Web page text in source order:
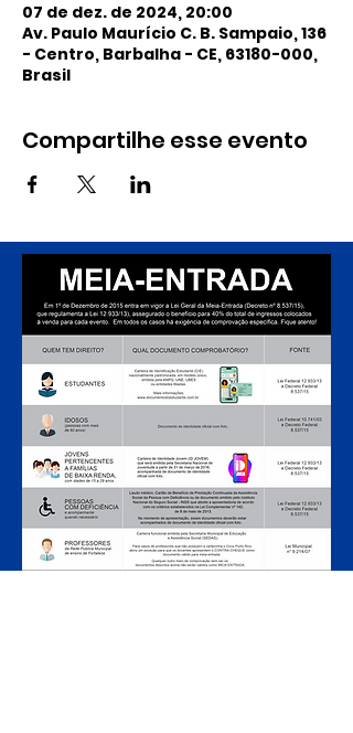
07 de dez. de 2024, 20:00
Av. Paulo Maurício C. B. Sampaio, 136
- Centro, Barbalha - CE, 63180-000,
Brasil
Compartilhe esse evento